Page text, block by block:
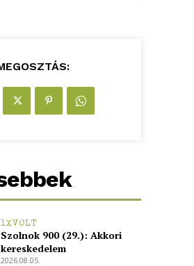
1XVOLT
Szolnok 900 (29.): Akkori
kereskedelem
2026.08.05.